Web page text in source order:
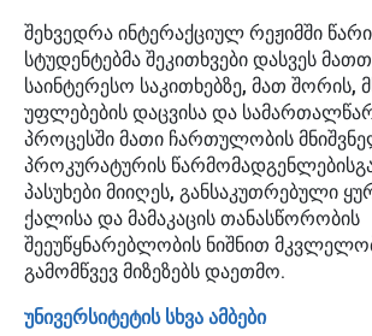
შეხვედრა ინტერაქციულ რეჟიმში
სტუდენტებმა შეკითხვები დასვეს
საინტერესო საკითხებზე, მათ შორის,
უფლებების დაცვისა და
პროცესში მათი ჩართულობის
პროკურატურის
პასუხები მიიღეს, განსაკუთრებული
ქალისა და მამაკაცის თანასწორობის
შეეუწყნარებლობის ნიშნით
გამომწვევ მიზეზებს დაეთმო.
უნივერსიტეტის სხვა ამბები